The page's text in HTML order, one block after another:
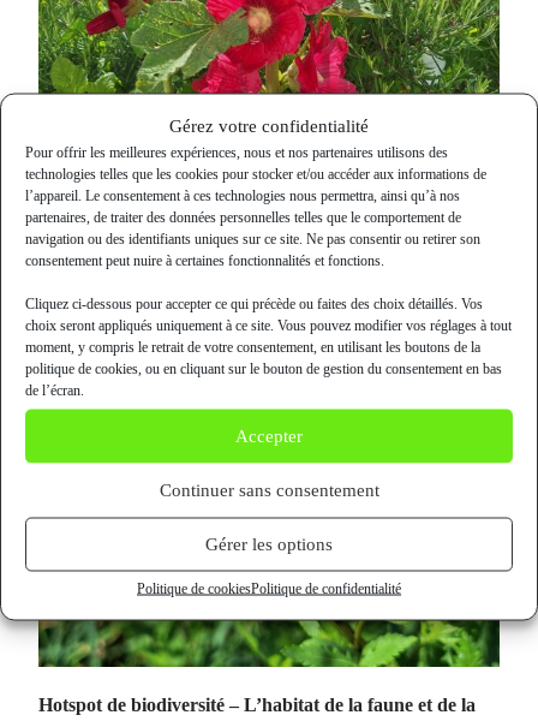
Gérez votre confidentialité
Pour offrir les meilleures expériences, nous et nos partenaires utilisons des
technologies telles que les cookies pour stocker et/ou accéder aux informations de
l’appareil. Le consentement à ces technologies nous permettra, ainsi qu’à nos
partenaires, de traiter des données personnelles telles que le comportement de
navigation ou des identifiants uniques sur ce site. Ne pas consentir ou retirer son
consentement peut nuire à certaines fonctionnalités et fonctions.
Cliquez ci-dessous pour accepter ce qui précède ou faites des choix détaillés. Vos
choix seront appliqués uniquement à ce site. Vous pouvez modifier vos réglages à tout
moment, y compris le retrait de votre consentement, en utilisant les boutons de la
politique de cookies, ou en cliquant sur le bouton de gestion du consentement en bas
de l’écran.
Accepter
Continuer sans consentement
Gérer les options
Politique de cookiesPolitique de confidentialité
Hotspot de biodiversité – L’habitat de la faune et de la